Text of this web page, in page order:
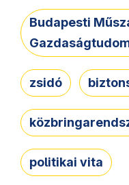
Budapesti
zsidó
politikai vita